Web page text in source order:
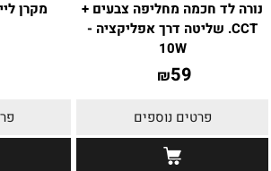
נורה לד חכמה מחליפה צבעים +
CCT. שליטה דרך אפליקציה -
10W
₪59
פרטים נוספים
מקרן